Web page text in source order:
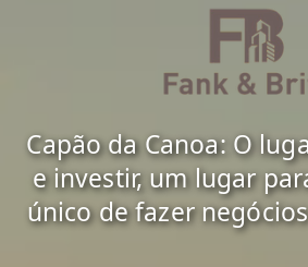
Capão da Canoa: O
e investir, um lugar
único de fazer